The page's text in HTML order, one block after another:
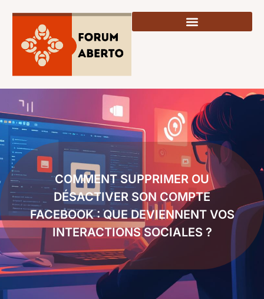
COMMENT SUPPRIMER OU
DÉSACTIVER SON COMPTE
FACEBOOK : QUE DEVIENNENT VOS
INTERACTIONS SOCIALES ?